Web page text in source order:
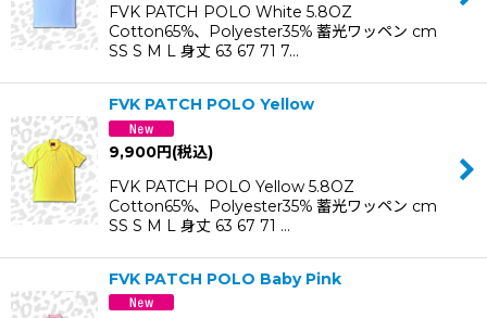
FVK PATCH POLO White 5.8OZ
Cotton65%、Polyester35% 蓄光ワッペン cm
SS S M L 身丈 63 67 71 7…
FVK PATCH POLO Yellow
9,900円(税込)
FVK PATCH POLO Yellow 5.8OZ
Cotton65%、Polyester35% 蓄光ワッペン cm
SS S M L 身丈 63 67 71 …
FVK PATCH POLO Baby Pink